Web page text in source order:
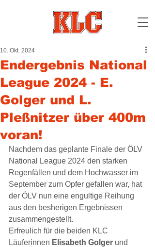
Endergebnis National
League 2024 - E.
Golger und L.
Pleßnitzer über 400m
voran!
10. Okt. 2024
Nachdem das geplante Finale der ÖLV
National League 2024 den starken
Regenfällen und dem Hochwasser im
September zum Opfer gefallen war, hat
der ÖLV nun eine engultige Reihung
aus den besherigen Ergebnissen
zusammengestellt.
Erfreulich für die beiden KLC
Läuferinnen Elisabeth Golger und